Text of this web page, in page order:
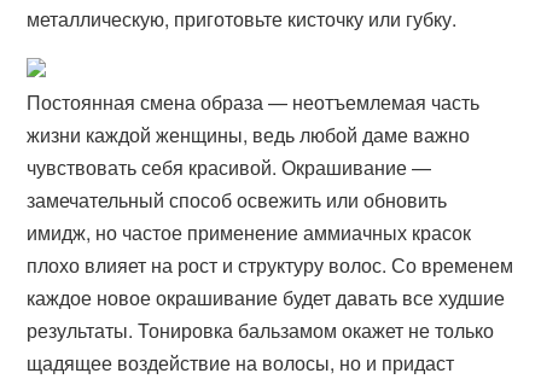
металлическую, приготовьте кисточку или губку.
Постоянная смена образа — неотъемлемая часть
жизни каждой женщины, ведь любой даме важно
чувствовать себя красивой. Окрашивание —
замечательный способ освежить или обновить
имидж, но частое применение аммиачных красок
плохо влияет на рост и структуру волос. Со временем
каждое новое окрашивание будет давать все худшие
результаты. Тонировка бальзамом окажет не только
щадящее воздействие на волосы, но и придаст